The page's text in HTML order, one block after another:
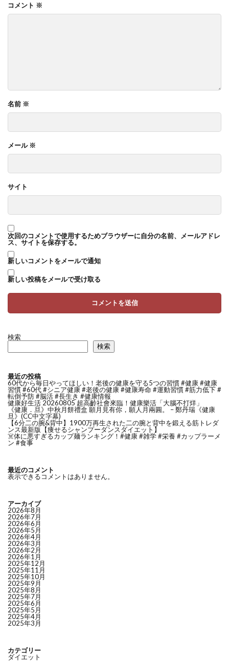
コメント ※
名前 ※
メール ※
サイト
次回のコメントで使用するためブラウザーに自分の名前、メールアドレ
ス、サイトを保存する。
新しいコメントをメールで通知
新しい投稿をメールで受け取る
検索
検索
最近の投稿
60代から毎日やってほしい！老後の健康を守る5つの習慣 #健康 #健康
習慣 #60代 #シニア健康 #老後の健康 #健康寿命 #運動習慣 #筋力低下 #
転倒予防 #脳活 #長生き #健康情報
健康好生活 20260805 超高齡社會來臨！健康樂活「大腦不打烊」
《健康．旦》中秋月餅禮盒 願月見有你，願人月兩圓。 – 鄭丹瑞《健康
旦》(CC中文字幕)
【6分二の腕&背中】1900万再生された二の腕と背中を鍛える筋トレダ
ンス最新版【痩せるシャンプーダンスダイエット】
☠️体に悪すぎるカップ麺ランキング！#健康 #雑学 #栄養 #カップラーメ
ン #食事
最近のコメント
表示できるコメントはありません。
アーカイブ
2026年8月
2026年7月
2026年6月
2026年5月
2026年4月
2026年3月
2026年2月
2026年1月
2025年12月
2025年11月
2025年10月
2025年9月
2025年8月
2025年7月
2025年6月
2025年5月
2025年4月
2025年3月
カテゴリー
ダイエット